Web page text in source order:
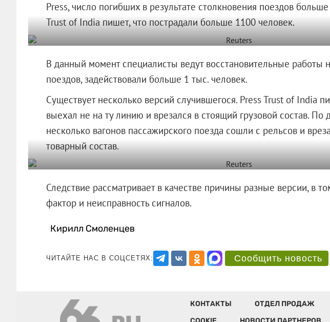
Press, число погибших в результате столкновения поездов
Trust of India пишет, что пострадали больше 1100 человек.
В данный момент специалисты ведут восстановительные работы
поездов, задействовали больше 1 тыс. человек.
Существует несколько версий случившегося. Press Trust of India
выехал не на ту линию и врезался в стоящий грузовой состав. По
несколько вагонов пассажирского поезда сошли с рельсов и
товарный состав.
Следствие рассматривает в качестве причины разные версии, в
фактор и неисправность сигналов.
Кирилл Смоленцев
ЧИТАЙТЕ НАС В СОЦСЕТЯХ: Сообщить новость
КОНТАКТЫ ОТДЕЛ ПРОДАЖ